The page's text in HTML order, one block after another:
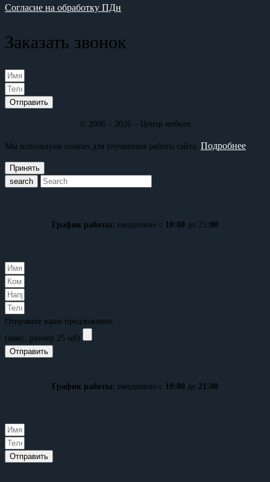
Согласие на обработку ПДн
Заказать звонок
Отправить
© 2006 – 2026 – Центр мебели
Мы используем cookies для улучшения работы сайта. Подробнее
Принять
search
График работы: ежедневно с 10:00 до 21 :00
Отправьте ваше предложение
(макс. размер 25 мб)
Отправить
График работы: ежедневно с 10:00 до 21:00
Отправить